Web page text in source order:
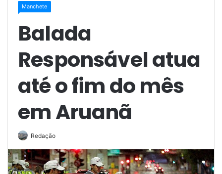
Manchete
Balada
Responsável atua
até o fim do mês
em Aruanã
Redação